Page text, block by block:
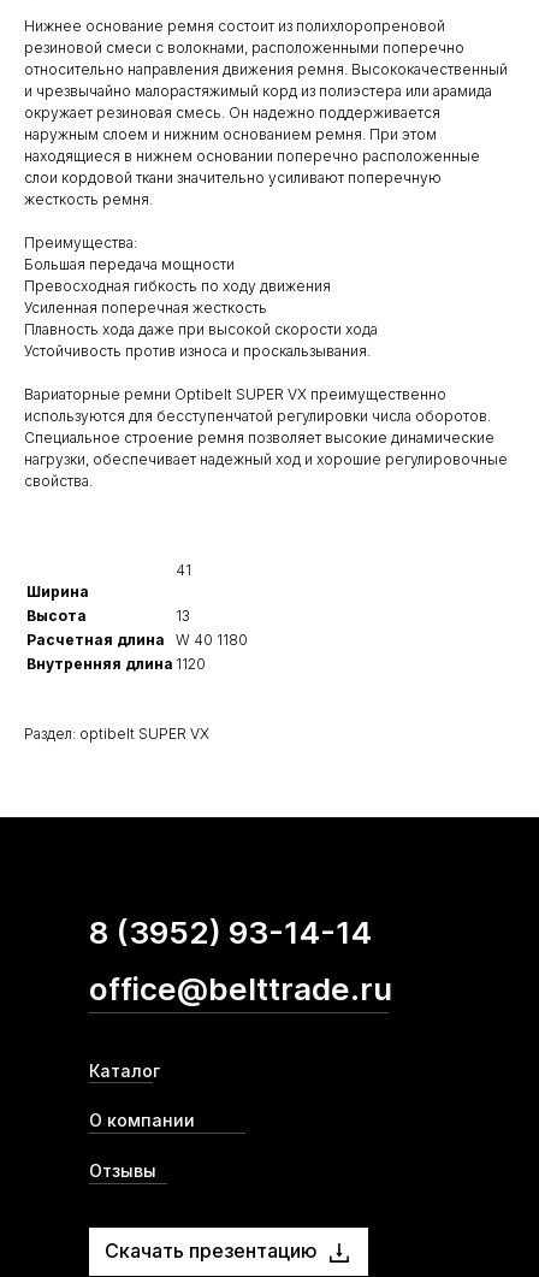
Нижнее основание ремня состоит из полихлоропреновой
резиновой смеси с волокнами, расположенными поперечно
относительно направления движения ремня. Высококачественный
и чрезвычайно малорастяжимый корд из полиэстерa или арамида
окружает резиновая смесь. Он надежно поддерживается
наружным слоем и нижним основанием ремня. При этом
находящиеся в нижнем основании поперечно расположенные
слои кордовой ткани значительно усиливают поперечную
жесткость ремня.
Преимущества:
Большая передача мощности
Превосходная гибкость по ходу движения
Усиленная поперечная жесткость
Плавность хода даже при высокой скорости хода
Устойчивость против износа и проскальзывания.
Вариаторные ремни Optibelt SUPER VX преимущественно
используются для бесступенчатой регулировки числа оборотов.
Специальное строение ремня позволяет высокие динамические
нагрузки, обеспечивает надежный ход и хорошие регулировочные
свойства.
Ширина
41
Высота
13
Расчетная длина
W 40 1180
Внутренняя длина 1120
Раздел: optibelt SUPER VX
8 (3952) 93-14-14
office@belttrade.ru
Каталог
О компании
Отзывы
Скачать презентацию